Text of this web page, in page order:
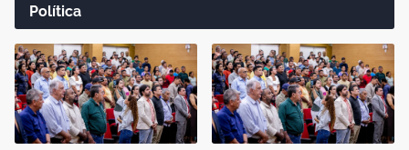
Política